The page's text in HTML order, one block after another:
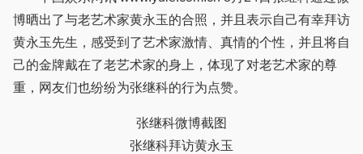
博晒出了与老艺术家黄永玉的合照，并且表示自己有幸拜访
黄永玉先生，感受到了艺术家激情、真情的个性，并且将自
己的金牌戴在了老艺术家的身上，体现了对老艺术家的尊
重，网友们也纷纷为张继科的行为点赞。
张继科微博截图
张继科拜访黄永玉